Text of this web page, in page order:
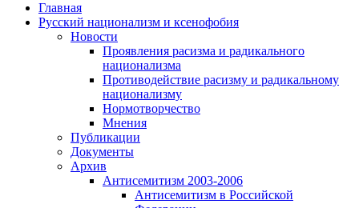
Главная
Русский национализм и ксенофобия
Новости
Проявления расизма и радикального
национализма
Противодействие расизму и радикальному
национализму
Нормотворчество
Мнения
Публикации
Документы
Архив
Антисемитизм 2003-2006
Антисемитизм в Российской